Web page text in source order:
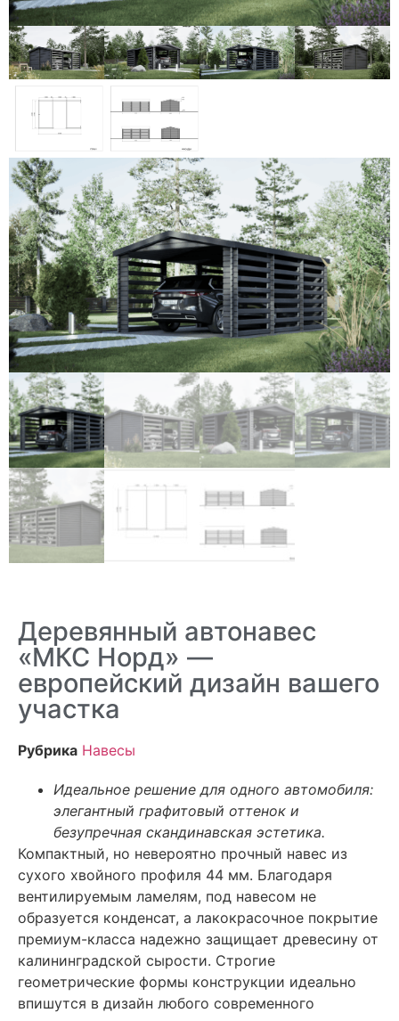
Деревянный автонавес
«МКС Норд» —
европейский дизайн вашего
участка
Рубрика Навесы
Идеальное решение для одного автомобиля:
элегантный графитовый оттенок и
безупречная скандинавская эстетика.
Компактный, но невероятно прочный навес из
сухого хвойного профиля 44 мм. Благодаря
вентилируемым ламелям, под навесом не
образуется конденсат, а лакокрасочное покрытие
премиум-класса надежно защищает древесину от
калининградской сырости. Строгие
геометрические формы конструкции идеально
впишутся в дизайн любого современного